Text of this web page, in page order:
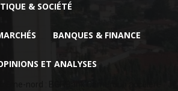
& SOCIÉTÉ
BANQUES & FINANCE
ET ANALYSES